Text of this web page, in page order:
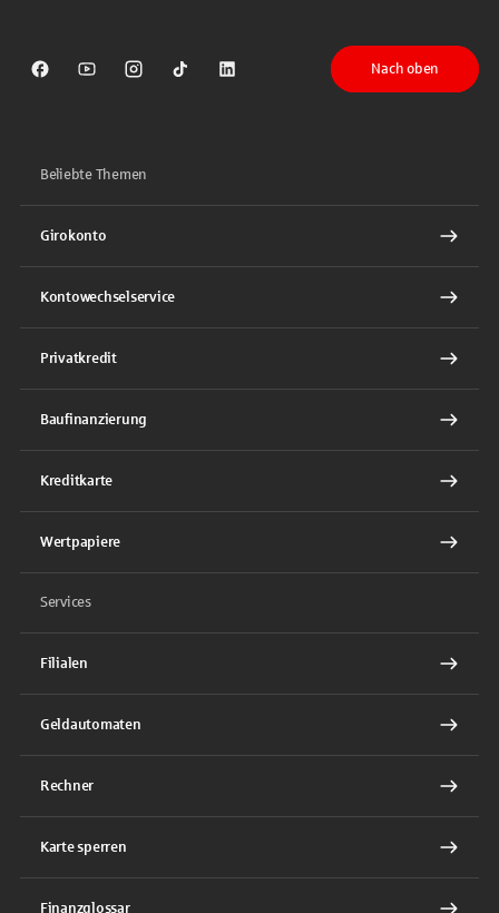
Sparkasse auf Facebook
Sparkasse auf Youtube
Sparkasse auf Instagram
Sparkasse auf TikTok
Sparkasse auf LinkedIn
Nach oben
Beliebte Themen
Girokonto
Kontowechselservice
Privatkredit
Baufinanzierung
Kreditkarte
Wertpapiere
Services
Filialen
Geldautomaten
Rechner
Karte sperren
Finanzglossar